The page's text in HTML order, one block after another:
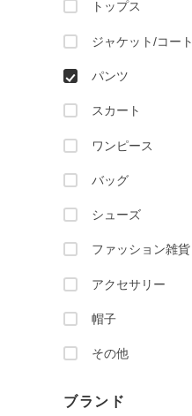
トップス
ジャケット/コート
パンツ
スカート
ワンピース
バッグ
シューズ
ファッション雑貨
アクセサリー
帽子
その他
ブランド